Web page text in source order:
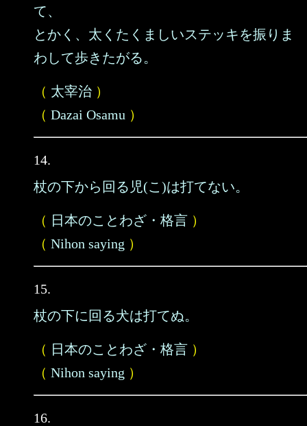
て、
とかく、太くたくましいステッキを振りま
わして歩きたがる。
（ 太宰治 ）
（ Dazai Osamu ）
14.
杖の下から回る児(こ)は打てない。
（ 日本のことわざ・格言 ）
（ Nihon saying ）
15.
杖の下に回る犬は打てぬ。
（ 日本のことわざ・格言 ）
（ Nihon saying ）
16.